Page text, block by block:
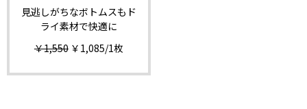
見逃しがちなボトムスもド
ライ素材で快適に
￥1,550 ￥1,085/1枚